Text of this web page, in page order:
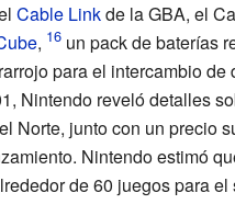
Cable Linkde la GBA, el
,
un pack de baterías
para el intercambio de
Nintendo reveló detalles
Norte, junto con un precio
Nintendo estimó
de 60 juegos para el